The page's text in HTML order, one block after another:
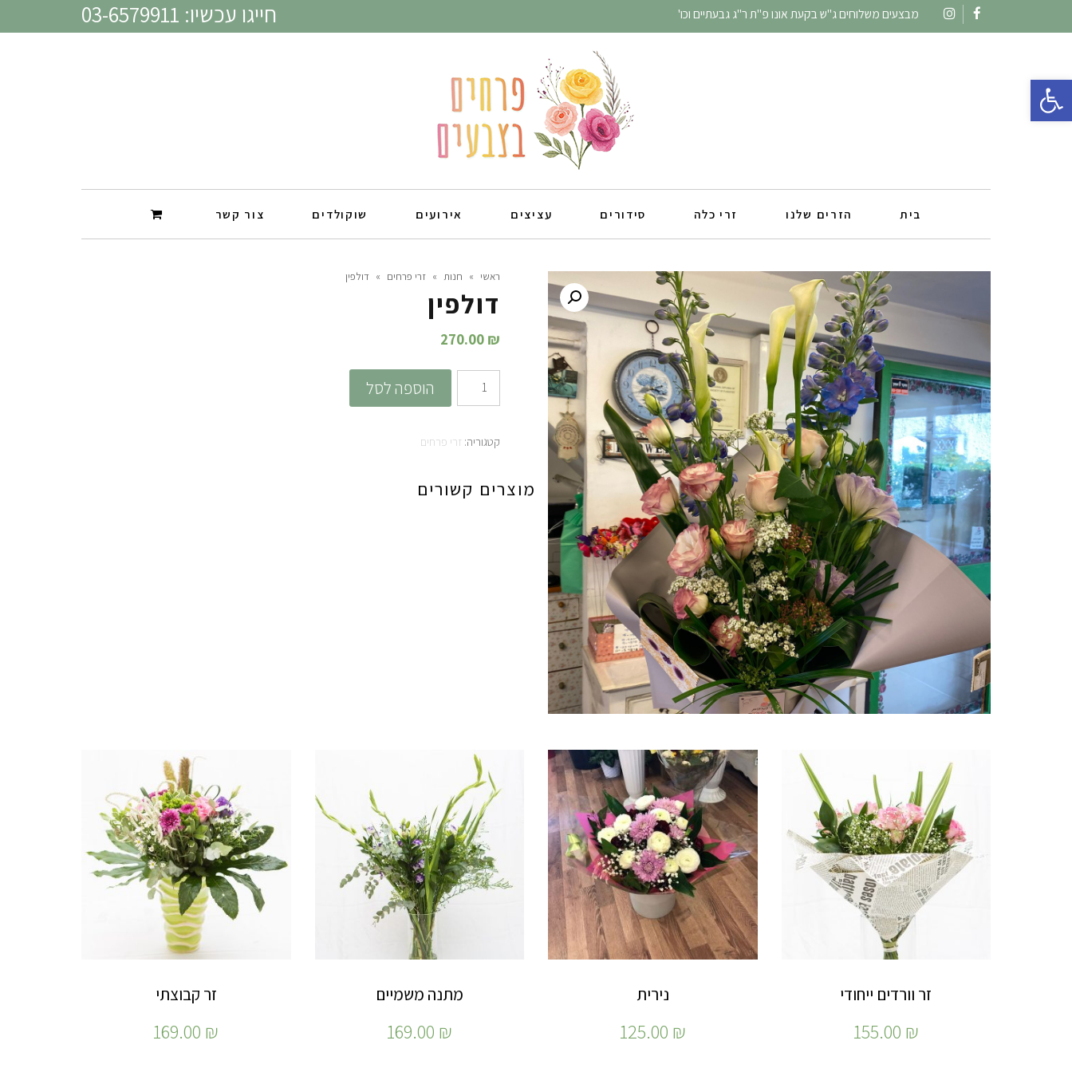
פתח סרגל נגישות
Facebook
Instagram
מבצעים משלוחים ג"ש בקעת אונו פ"ת ר"ג גבעתיים וכו' חייגו עכשיו: 03-6579911
בית הזרים שלנו זרי כלה סידורים עציצים אירועים שוקולדים צור קשר
ראשי » חנות » זרי פרחים » דולפין
דולפין
270.00 ₪
כמות
של
הוספה לסל
קטגוריה: זרי פרחים
מוצרים קשורים
זר וורדים ייחודי
155.00 ₪
נירית
125.00 ₪
מתנה משמיים
169.00 ₪
זר קבוצתי
169.00 ₪